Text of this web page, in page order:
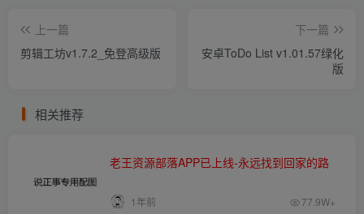
上一篇
剪辑工坊v1.7.2_免登高级版
下一篇
安卓ToDo List v1.01.57绿化
版
相关推荐
老王资源部落APP已上线-永远找到回家的路
1年前 77.9W+